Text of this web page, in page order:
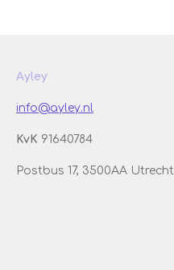
Ayley
info@ayley.nl
KvK 91640784
Postbus 17, 3500AA Utrecht